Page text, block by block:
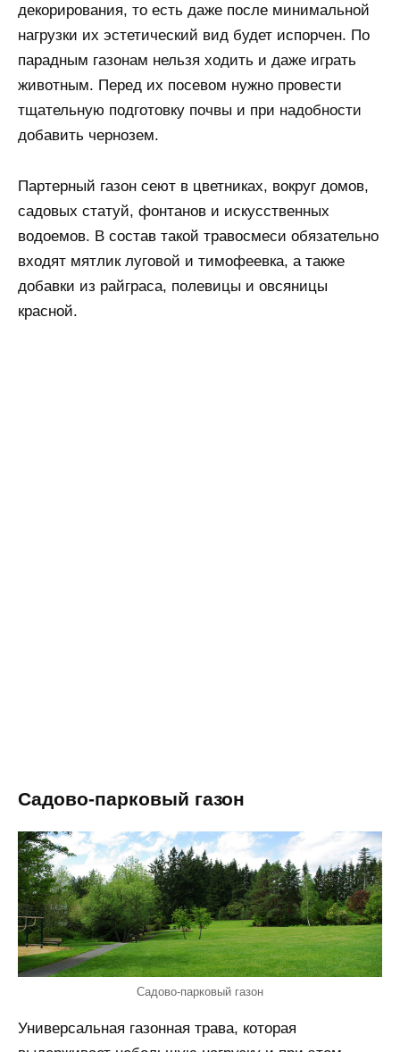
декорирования, то есть даже после минимальной
нагрузки их эстетический вид будет испорчен. По
парадным газонам нельзя ходить и даже играть
животным. Перед их посевом нужно провести
тщательную подготовку почвы и при надобности
добавить чернозем.
Партерный газон сеют в цветниках, вокруг домов,
садовых статуй, фонтанов и искусственных
водоемов. В состав такой травосмеси обязательно
входят мятлик луговой и тимофеевка, а также
добавки из райграса, полевицы и овсяницы
красной.
Садово-парковый газон
Садово-парковый газон
Универсальная газонная трава, которая